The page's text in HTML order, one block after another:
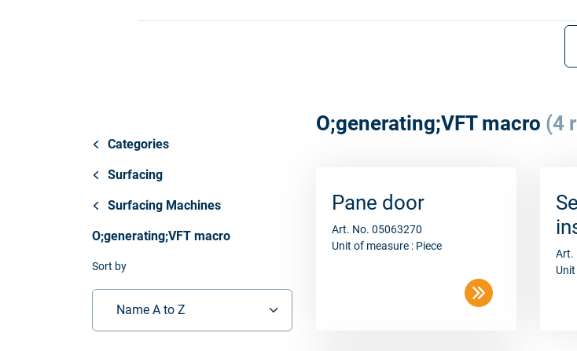
Categories
Surfacing
Surfacing Machines
O;generating;VFT macro
Sort by
Name A to Z
O;generating;VFT macro (4
Pane door
Art. No. 05063270
Unit of measure : Piece
Art.